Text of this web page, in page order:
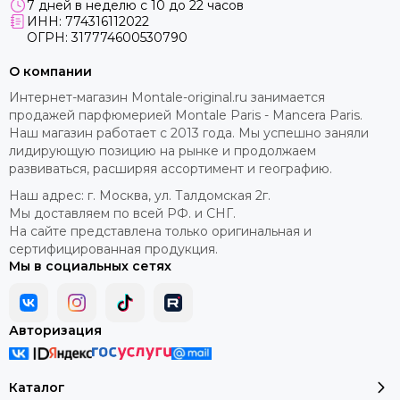
7 дней в неделю с 10 до 22 часов
ИНН: 774316112022
ОГРН: 317774600530790
Каталог
О компании
Интернет-магазин Montale-original.ru занимается
продажей парфюмерией Montale Paris - Mancera Paris.
Наш магазин работает с 2013 года. Мы успешно заняли
лидирующую позицию на рынке и продолжаем
развиваться, расширяя ассортимент и географию.
Наш адрес: г. Москва, ул. Талдомская 2г.
Мы доставляем по всей РФ. и СНГ.
На сайте представлена только оригинальная и
сертифицированная продукция.
Мы в социальных сетях
Авторизация